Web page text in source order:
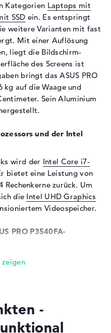
TFT
x 1080
HD
entspiegelt, LED-
SD Memory Card,
SDXC
MP
802.11n
4.2
Kategorien Laptops mit
SSD ein. Es entspringt
weitere Varianten mit fast
Mit einer Auflösung
liegt die Bildschirm-
des Screens ist
bringt das ASUS PRO
kg auf die Waage und
Sein Aluminium
und der Intel
wird der Intel Core i7-
bietet eine Leistung von
zurück. Um
die Intel UHD Graphics
Videospeicher.
PRO P3540FA-
setzt auf einen 16
512 GB SSD
-